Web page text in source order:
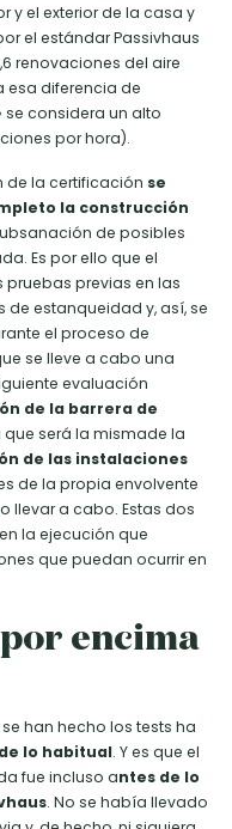
y el exterior de la casa y
el estándar Passivhaus
renovaciones del aire
diferencia de
se considera un alto
por hora).
de la certificación se
la construcción
de posibles
Es por ello que el
previas en las
estanqueidad y, así, se
el proceso de
se lleve a cabo una
evaluación
de la barrera de
será la mismade la
de las instalaciones
de la propia envolvente
llevar a cabo. Estas dos
la ejecución que
que puedan ocurrir en
encima
han hecho los tests ha
lo habitual. Y es que el
fue incluso antes de lo
. No se había llevado